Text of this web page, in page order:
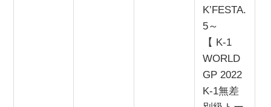
K’FESTA.
5～
【 K-1
WORLD
GP 2022
K-1無差